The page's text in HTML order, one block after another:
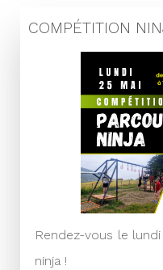
COMPÉTITION
Rendez-vous le
ninja !